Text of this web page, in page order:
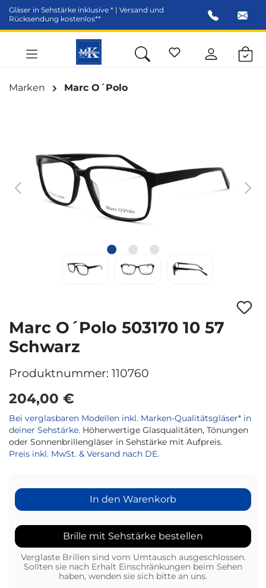
springen
Gläser in Sehstärke inklusive * | Versand und
Rücksendung kostenlos**
Marken Marc O´Polo
Marc O´Polo 503170 10 57
Schwarz
Produktnummer: 110760
204,00 €
Bei verglasbaren Modellen inkl. Marken-Qualitätsgläser* in
deiner Sehstärke. Höherwertige Glasqualitäten, Tönungen
oder Sonnenbrillengläser in Sehstärke mit Aufpreis.
Preis inkl. MwSt. & Versand nach DE.
In den Warenkorb
Brille mit Sehstärke bestellen
Verglaste Brillen sind vom Umtausch ausgeschlossen.
Sollten sie nach Erhalt Einschränkungen beim Sehen
haben, wenden sie sich bitte an uns.